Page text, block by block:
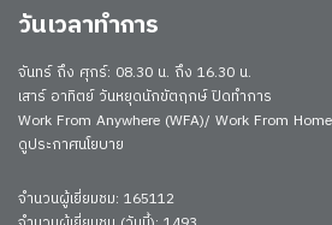
วันเวลาทำการ
จันทร์ ถึง ศุกร์: 08.30 น. ถึง 16.30 น.
เสาร์ อาทิตย์ วันหยุดนักขัตฤกษ์ ปิดทำการ
Work From Anywhere (WFA)/ Work From
ดูประกาศนโยบาย
จำนวนผู้เยี่ยมชม: 165112